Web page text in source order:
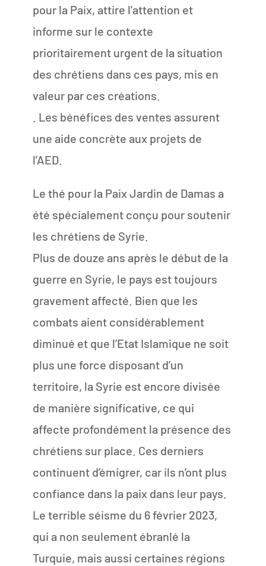
pour la Paix, attire l’attention et
informe sur le contexte
prioritairement urgent de la situation
des chrétiens dans ces pays, mis en
valeur par ces créations.
. Les bénéfices des ventes assurent
une aide concrète aux projets de
l’AED.
Le thé pour la Paix Jardin de Damas a
été spécialement conçu pour soutenir
les chrétiens de Syrie.
Plus de douze ans après le début de la
guerre en Syrie, le pays est toujours
gravement affecté. Bien que les
combats aient considérablement
diminué et que l’Etat Islamique ne soit
plus une force disposant d’un
territoire, la Syrie est encore divisée
de manière significative, ce qui
affecte profondément la présence des
chrétiens sur place. Ces derniers
continuent d’émigrer, car ils n’ont plus
confiance dans la paix dans leur pays.
Le terrible séisme du 6 février 2023,
qui a non seulement ébranlé la
Turquie, mais aussi certaines régions